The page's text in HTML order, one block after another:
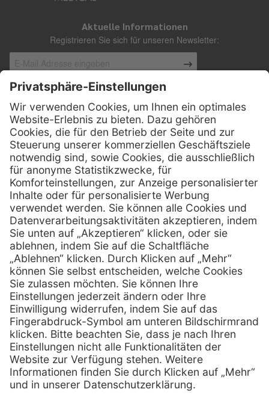
Aktuelle Informationen
Registrieren Sie sich für unseren Newsletter:
Kontakt
Henry Schein Medical Austria GmbH
Schönbrunner Straße 297
A-1120 Wien
01 / 718 19 61 99
Telefax:01 / 718 19 61 23
E-Mail: info @ henryscheinmed.at
Services
Vorteile
Eigenmarke
Leasing
Technischer Service
Kataloge / Downloads
Hilfe
FAQs
Kontakt
Außendienst
Lob & Kritik
Retoure anmelden
Zertifikat Rechtliches
Impressum